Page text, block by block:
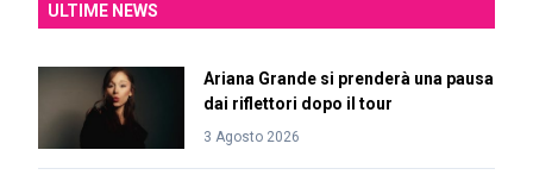
ULTIME NEWS
Ariana Grande si prenderà una pausa
dai riflettori dopo il tour
3 Agosto 2026